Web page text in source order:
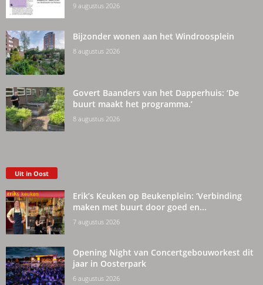
9 augustus 2026
Bijzonder wonen aan het Windroosplein
8 augustus 2026
Govert Baanders van het Dapperhuis: ‘De
buurt maakt het programma.’
8 augustus 2026
Uit in Oost
Erik’s Keuken op Beukenplein: ‘Verbinding
maken met buurt door goed en...
7 augustus 2026
Opening Night van Concertgebouworkest dit
jaar in Oosterpark
6 augustus 2026